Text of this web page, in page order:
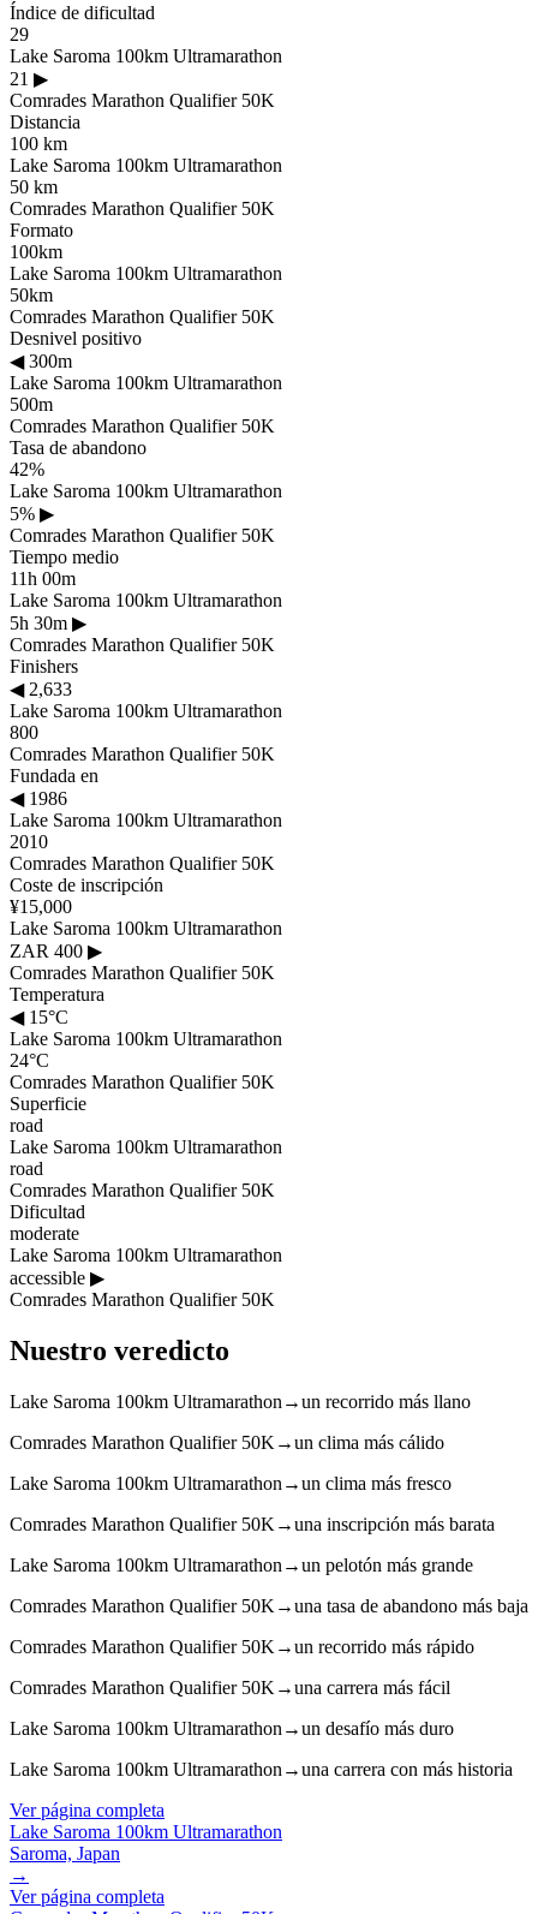
Índice de dificultad
29
Lake Saroma 100km Ultramarathon
21 ▶
Comrades Marathon Qualifier 50K
Distancia
100 km
Lake Saroma 100km Ultramarathon
50 km
Comrades Marathon Qualifier 50K
Formato
100km
Lake Saroma 100km Ultramarathon
50km
Comrades Marathon Qualifier 50K
Desnivel positivo
◀300m
Lake Saroma 100km Ultramarathon
500m
Comrades Marathon Qualifier 50K
Tasa de abandono
42%
Lake Saroma 100km Ultramarathon
5% ▶
Comrades Marathon Qualifier 50K
Tiempo medio
11h 00m
Lake Saroma 100km Ultramarathon
5h 30m ▶
Comrades Marathon Qualifier 50K
Finishers
◀2,633
Lake Saroma 100km Ultramarathon
800
Comrades Marathon Qualifier 50K
Fundada en
◀1986
Lake Saroma 100km Ultramarathon
2010
Comrades Marathon Qualifier 50K
Coste de inscripción
¥15,000
Lake Saroma 100km Ultramarathon
ZAR 400 ▶
Comrades Marathon Qualifier 50K
Temperatura
◀15°C
Lake Saroma 100km Ultramarathon
24°C
Comrades Marathon Qualifier 50K
Superficie
road
Lake Saroma 100km Ultramarathon
road
Comrades Marathon Qualifier 50K
Dificultad
moderate
Lake Saroma 100km Ultramarathon
accessible ▶
Comrades Marathon Qualifier 50K
Nuestro veredicto
Lake Saroma 100km Ultramarathon →un recorrido más llano
Comrades Marathon Qualifier 50K →un clima más cálido
Lake Saroma 100km Ultramarathon →un clima más fresco
Comrades Marathon Qualifier 50K →una inscripción más barata
Lake Saroma 100km Ultramarathon →un pelotón más grande
Comrades Marathon Qualifier 50K →una tasa de abandono más baja
Comrades Marathon Qualifier 50K →un recorrido más rápido
Comrades Marathon Qualifier 50K →una carrera más fácil
Lake Saroma 100km Ultramarathon →un desafío más duro
Lake Saroma 100km Ultramarathon →una carrera con más historia
Ver página completa
Lake Saroma 100km Ultramarathon
Saroma, Japan
→
Ver página completa